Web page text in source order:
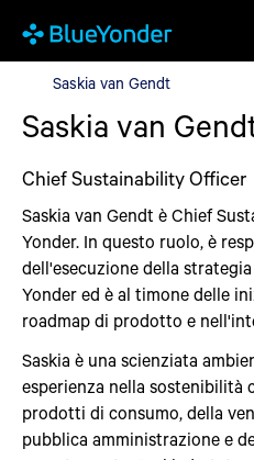
Saskia van Gendt
Saskia van Gendt
Saskia van
Chief Sustainability Officer
Saskia van Gendt è Chief
Yonder. In questo ruolo, è
dell'esecuzione della
Yonder ed è al timone delle
roadmap di prodotto e
Saskia è una scienziata
esperienza nella sostenibilità
prodotti di consumo, della
pubblica amministrazione e